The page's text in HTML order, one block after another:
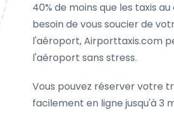
40% de moins que les taxis
besoin de vous soucier de
l'aéroport, Airporttaxis.com
l'aéroport sans stress.
Vous pouvez réserver votre
facilement en ligne jusqu'à 3